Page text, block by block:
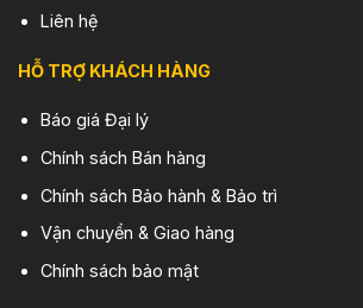
Liên hệ
HỖ TRỢ KHÁCH HÀNG
Báo giá Đại lý
Chính sách Bán hàng
Chính sách Bảo hành & Bảo trì
Vận chuyển & Giao hàng
Chính sách bảo mật